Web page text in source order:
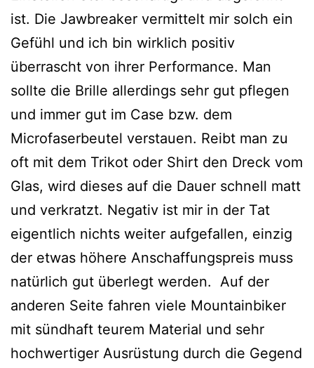
ist. Die Jawbreaker vermittelt mir solch ein
Gefühl und ich bin wirklich positiv
überrascht von ihrer Performance. Man
sollte die Brille allerdings sehr gut pflegen
und immer gut im Case bzw. dem
Microfaserbeutel verstauen. Reibt man zu
oft mit dem Trikot oder Shirt den Dreck vom
Glas, wird dieses auf die Dauer schnell matt
und verkratzt. Negativ ist mir in der Tat
eigentlich nichts weiter aufgefallen, einzig
der etwas höhere Anschaffungspreis muss
natürlich gut überlegt werden. Auf der
anderen Seite fahren viele Mountainbiker
mit sündhaft teurem Material und sehr
hochwertiger Ausrüstung durch die Gegend